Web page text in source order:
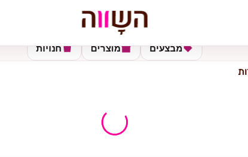
חנויות מוצרים מבצעים